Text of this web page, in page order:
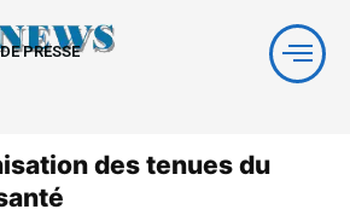
PRESSE
des tenues du